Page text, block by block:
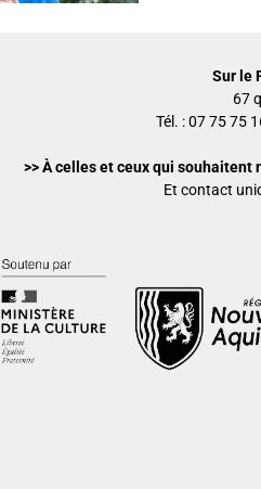
Sur le
67
Tél. : 07 75 75
>> À celles et ceux qui souhaitent
Et contact